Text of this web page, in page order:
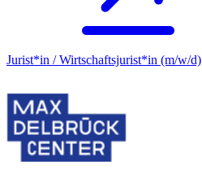
Jurist*in / Wirtschafts­jurist*in (m/w/d)